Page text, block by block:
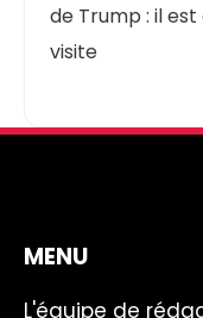
de Trump : il
visite
MENU
L'équipe de